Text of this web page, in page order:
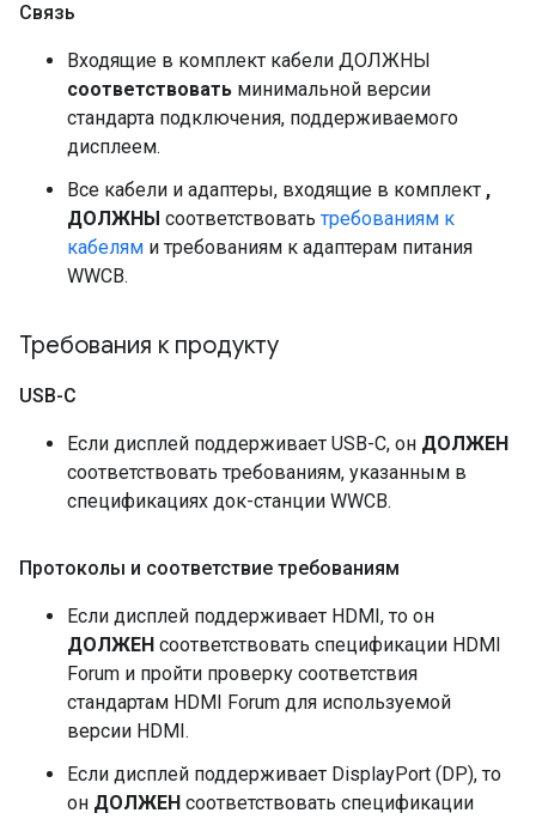
Связь
Входящие в комплект кабели ДОЛЖНЫ
соответствовать минимальной версии
стандарта подключения, поддерживаемого
дисплеем.
Все кабели и адаптеры, входящие в комплект ,
ДОЛЖНЫ соответствовать требованиям к
кабелям и требованиям к адаптерам питания
WWCB.
Требования к продукту
USB-C
Если дисплей поддерживает USB-C, он ДОЛЖЕН
соответствовать требованиям, указанным в
спецификациях док-станции WWCB.
Протоколы и соответствие требованиям
Если дисплей поддерживает HDMI, то он
ДОЛЖЕН соответствовать спецификации HDMI
Forum и пройти проверку соответствия
стандартам HDMI Forum для используемой
версии HDMI.
Если дисплей поддерживает DisplayPort (DP), то
он ДОЛЖЕН соответствовать спецификации